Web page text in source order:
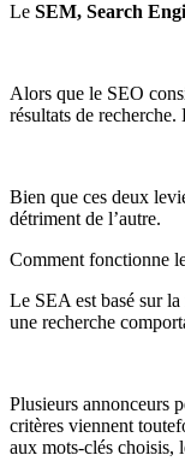
Le SEM, Search
Alors que le SEO
résultats de recherche.
Bien que ces deux
détriment de l’autre.
Comment fonctionne
Le SEA est basé sur la
une recherche
Plusieurs annonceurs
critères viennent
aux mots-clés choisis,